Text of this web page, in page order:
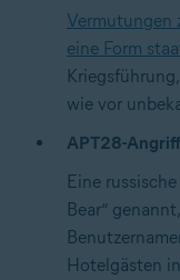
Vermutungen
eine Form
Kriegsführung
wie vor
APT28-
Eine
Bear“
Hotelgästen